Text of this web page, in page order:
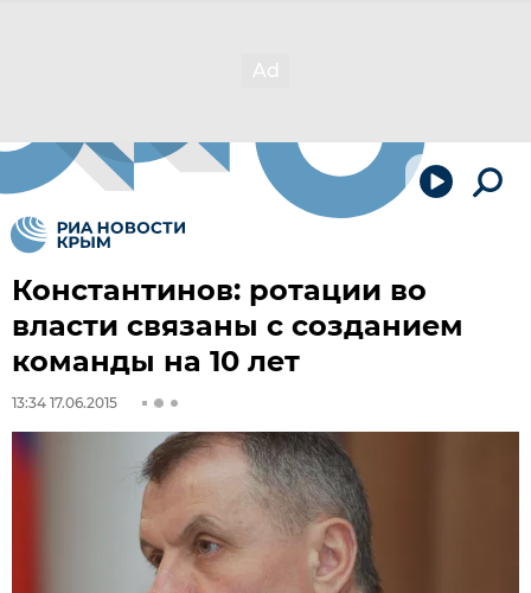
Константинов: ротации во
власти связаны с созданием
команды на 10 лет
13:34 17.06.2015